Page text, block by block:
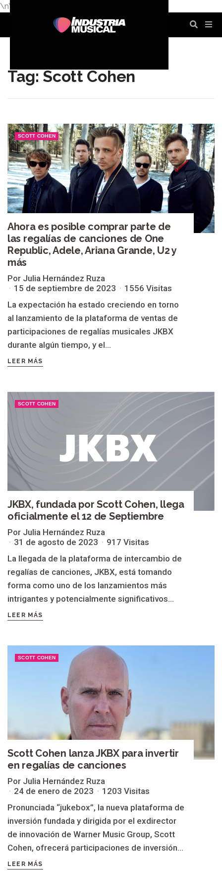
\n\n
Tag: Scott Cohen
SCOTT COHEN
Ahora es posible comprar parte de
las regalías de canciones de One
Republic, Adele, Ariana Grande, U2 y
más
Por Julia Hernández Ruza
15 de septiembre de 2023
1556 Visitas
La expectación ha estado creciendo en torno
al lanzamiento de la plataforma de ventas de
participaciones de regalías musicales JKBX
durante algún tiempo, y el...
LEER MÁS
SCOTT COHEN
JKBX, fundada por Scott Cohen, llega
oficialmente el 12 de Septiembre
Por Julia Hernández Ruza
31 de agosto de 2023
917 Visitas
La llegada de la plataforma de intercambio de
regalías de canciones, JKBX, está tomando
forma como uno de los lanzamientos más
intrigantes y potencialmente significativos...
LEER MÁS
SCOTT COHEN
Scott Cohen lanza JKBX para invertir
en regalías de canciones
Por Julia Hernández Ruza
24 de enero de 2023
1203 Visitas
Pronunciada “jukebox”, la nueva plataforma de
inversión fundada y dirigida por el exdirector
de innovación de Warner Music Group, Scott
Cohen, ofrecerá participaciones de inversión...
LEER MÁS